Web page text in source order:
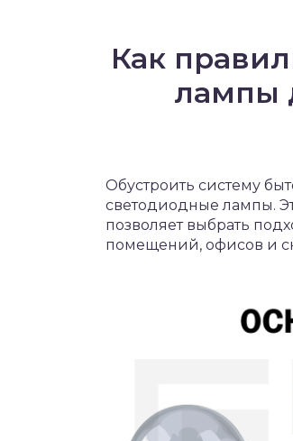
Как
лампы
Обустроить систему
светодиодные лампы.
позволяет выбрать
помещений, офисов и